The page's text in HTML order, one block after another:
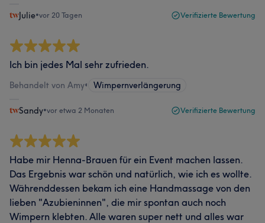
Julie•vor 20 Tagen Verifizierte Bewertung
Ich bin jedes Mal sehr zufrieden.
Behandelt von Amy• Wimpernverlängerung
Sandy•vor etwa 2 Monaten Verifizierte Bewertung
Habe mir Henna-Brauen für ein Event machen lassen.
Das Ergebnis war schön und natürlich, wie ich es wollte.
Währenddessen bekam ich eine Handmassage von den
lieben "Azubieninnen", die mir spontan auch noch
Wimpern klebten. Alle waren super nett und alles war